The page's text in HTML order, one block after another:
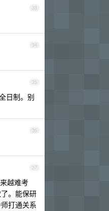
33
34
35
日制。别
36
37
越难考
。能保研
打通关系